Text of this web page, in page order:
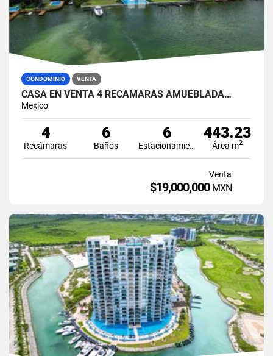
CONDOMINIO VENTA
CASA EN VENTA 4 RECÁMARAS AMUEBLADA…
Mexico
4
Recámaras
6
Baños
6
Estacionamiento
443.23
Área m2
Venta
$19,000,000 MXN